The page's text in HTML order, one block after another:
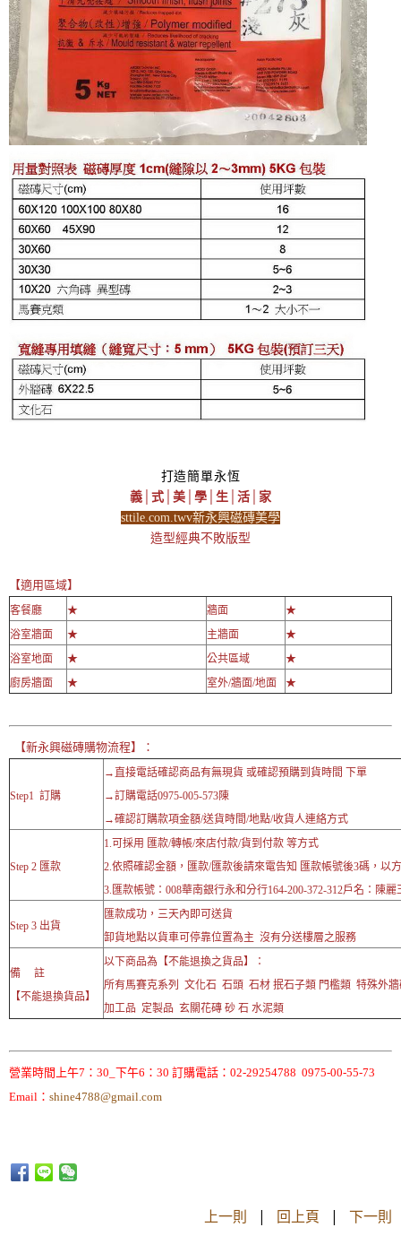
打造簡單永恆
義│式│美│學│生│活│家
sttile.com.twv新永興磁磚美學
造型經典不敗版型
【適用區域】
客餐廳 ★ 牆面
★
浴室牆面
★ 主牆面
★
浴室地面
★ 公共區域
★
廚房牆面
★ 室外/牆面/地面 ★
【新永興磁磚購物流程】：
Step1 訂購
→直接電話確認商品有無現貨 或確認預購到貨時間 下單
→訂購電話0975-005-573陳
→確認訂購款項金額/送貨時間/地點/收貨人連絡方式
Step 2 匯款
1.可採用 匯款/轉帳/來店付款/貨到付款 等方式
2.依照確認金額，匯款/匯款後請來電告知 匯款帳號後3碼，以
3.匯款帳號：008華南銀行永和分行164-200-372-312戶名：陳麗
Step 3 出貨
匯款成功，三天內即可送貨
卸貨地點以貨車可停靠位置為主 沒有分送樓層之服務
備 註
【不能退換貨品】
以下商品為【不能退換之貨品】：
所有馬賽克系列 文化石 石頭 石材 抿石子類 門檻類 特殊外
加工品 定製品 玄關花磚 砂 石 水泥類
營業時間上午7：30_下午6：30 訂購電話：02-29254788 0975-00-55-73
Email： shine4788@gmail.com
上一則 | 回上頁 | 下一則